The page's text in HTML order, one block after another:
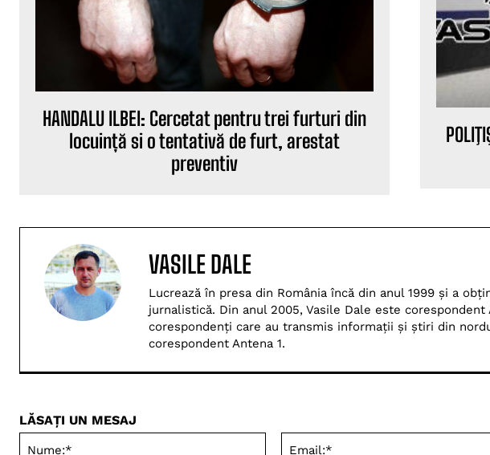
HANDALU ILBEI: Cercetat pentru trei furturi din
locuință si o tentativă de furt, arestat
preventiv
VASILE DALE
Lucrează în presa din România încă din anul 1999 și a
jurnalistică. Din anul 2005, Vasile Dale este
corespondenți care au transmis informații și știri din
corespondent Antena 1.
LĂSAȚI UN MESAJ